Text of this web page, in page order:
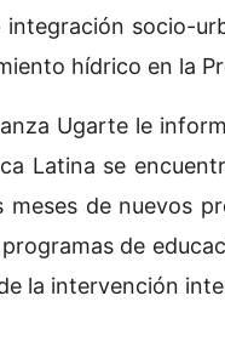
integración socio-
hídrico en la
Ugarte le
Latina se
meses de nuevos
de
la intervención